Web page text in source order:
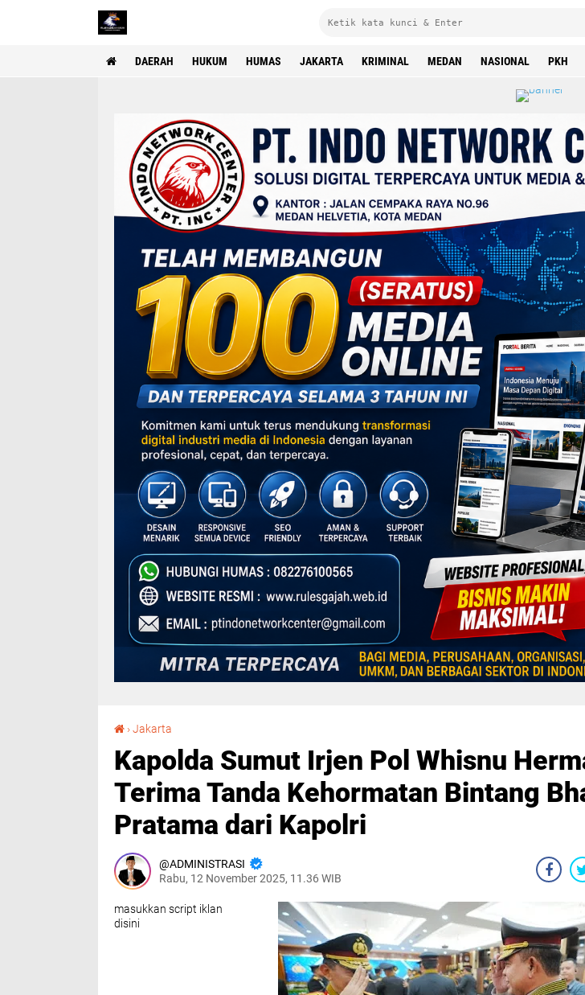
DAERAH HUKUM HUMAS JAKARTA KRIMINAL MEDAN NASIONAL PKH
›Jakarta
Kapolda Sumut Irjen Pol Whisnu
Terima Tanda Kehormatan Bintang
Pratama dari Kapolri
ADMINISTRASI
Rabu, 12 November 2025, 11.36 WIB
masukkan script iklan
disini